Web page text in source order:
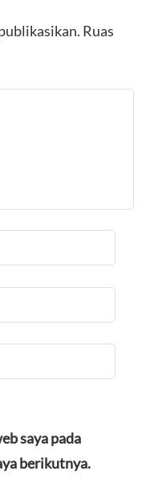
Ruas
saya pada
berikutnya.